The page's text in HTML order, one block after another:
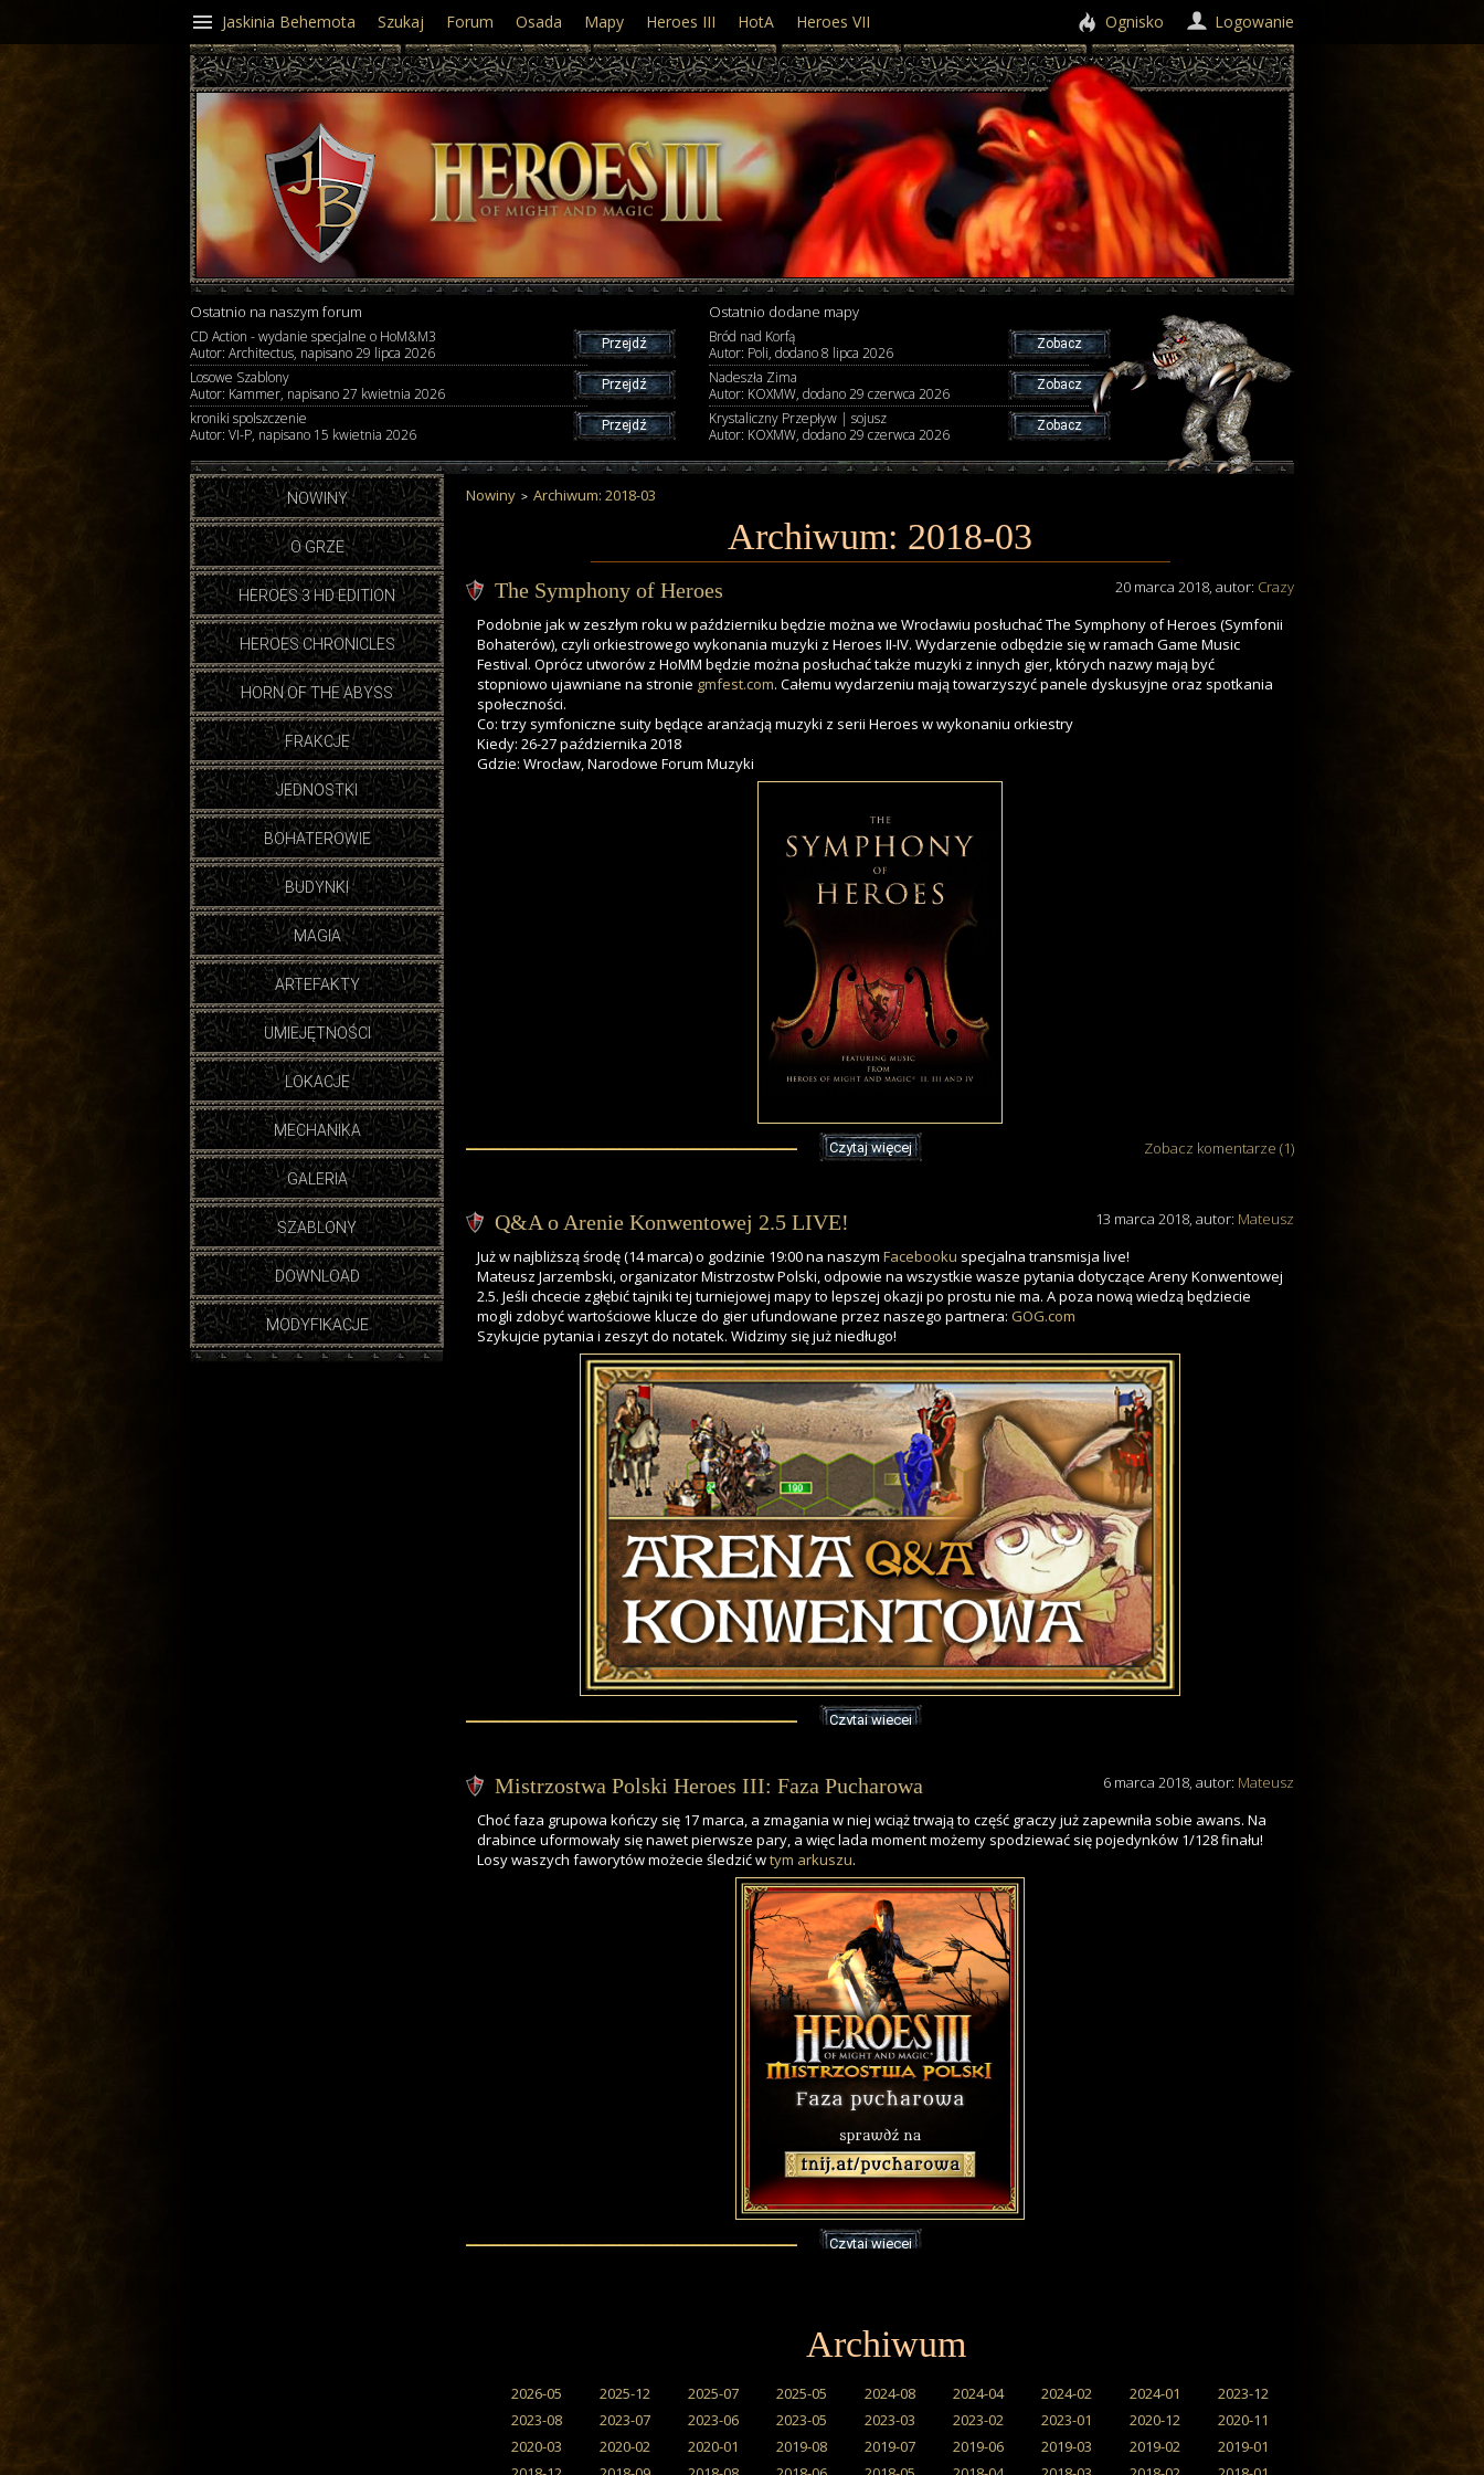
Ostatnio na naszym forum
CD Action - wydanie specjalne o HoM&M3
Autor: Architectus, napisano 29 lipca 2026
Przejdź
Losowe Szablony
Autor: Kammer, napisano 27 kwietnia 2026
Przejdź
kroniki spolszczenie
Autor: VI-P, napisano 15 kwietnia 2026
Przejdź
Ostatnio dodane mapy
Bród nad Korfą
Autor: Poli, dodano8 lipca 2026 Zobacz
Nadeszła Zima
Autor: KOXMW, dodano29 czerwca 2026 Zobacz
Krystaliczny Przepływ | sojusz
Autor: KOXMW, dodano29 czerwca 2026 Zobacz
NOWINY
O GRZE
HEROES 3 HD EDITION
HEROES CHRONICLES
HORN OF THE ABYSS
FRAKCJE
JEDNOSTKI
BOHATEROWIE
BUDYNKI
MAGIA
ARTEFAKTY
UMIEJĘTNOŚCI
LOKACJE
MECHANIKA
GALERIA
SZABLONY
DOWNLOAD
MODYFIKACJE
Nowiny Archiwum: 2018-03
Archiwum: 2018-03
The Symphony of Heroes 20 marca 2018, autor: Crazy
Podobnie jak w zeszłym roku w październiku będzie można we Wrocławiu posłuchać The Symphony of Heroes (Symfonii
Bohaterów), czyli orkiestrowego wykonania muzyki z Heroes II-IV. Wydarzenie odbędzie się w ramach Game Music
Festival. Oprócz utworów z HoMM będzie można posłuchać także muzyki z innych gier, których nazwy mają być
stopniowo ujawniane na stronie gmfest.com. Całemu wydarzeniu mają towarzyszyć panele dyskusyjne oraz spotkania
społeczności.
Co: trzy symfoniczne suity będące aranżacją muzyki z serii Heroes w wykonaniu orkiestry
Kiedy: 26-27 października 2018
Gdzie: Wrocław, Narodowe Forum Muzyki
Zobacz komentarze (1)
Czytaj więcej
Q&A o Arenie Konwentowej 2.5 LIVE! 13 marca 2018, autor: Mateusz
Już w najbliższą środę (14 marca) o godzinie 19:00 na naszym Facebooku specjalna transmisja live!
Mateusz Jarzembski, organizator Mistrzostw Polski, odpowie na wszystkie wasze pytania dotyczące Areny Konwentowej
2.5. Jeśli chcecie zgłębić tajniki tej turniejowej mapy to lepszej okazji po prostu nie ma. A poza nową wiedzą będziecie
mogli zdobyć wartościowe klucze do gier ufundowane przez naszego partnera: GOG.com
Szykujcie pytania i zeszyt do notatek. Widzimy się już niedługo!
Czytaj więcej
Mistrzostwa Polski Heroes III: Faza Pucharowa 6 marca 2018, autor: Mateusz
Choć faza grupowa kończy się 17 marca, a zmagania w niej wciąż trwają to część graczy już zapewniła sobie awans. Na
drabince uformowały się nawet pierwsze pary, a więc lada moment możemy spodziewać się pojedynków 1/128 finału!
Losy waszych faworytów możecie śledzić wtym arkuszu.
Czytaj więcej
Archiwum
2026-05 2025-12 2025-07 2025-05 2024-08 2024-04 2024-02 2024-01
2023-12
2023-08
2023-07 2023-06 2023-05 2023-03 2023-02 2023-01 2020-12
2020-11
2020-03
2020-02 2020-01 2019-08 2019-07 2019-06 2019-03 2019-02
2019-01
Jaskinia Behemota Szukaj Forum Osada Mapy Heroes III HotA Heroes VII Ognisko Logowanie